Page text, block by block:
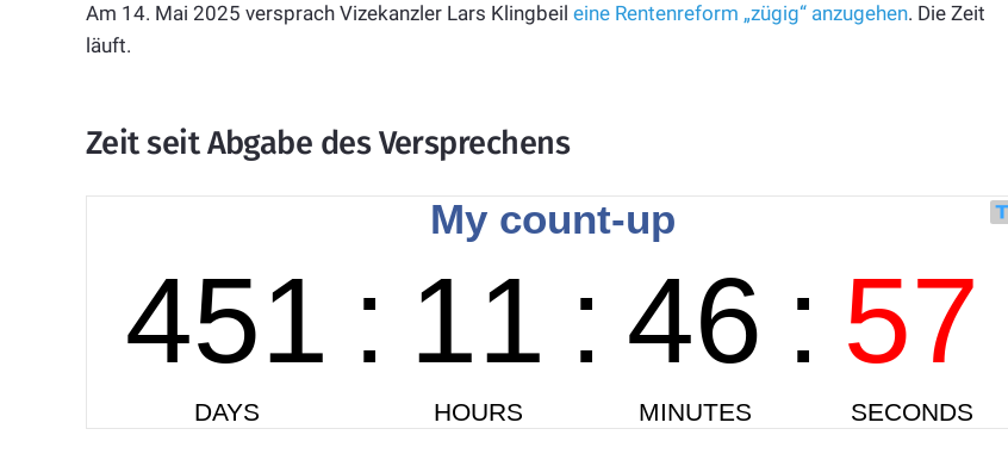
Am 14. Mai 2025 versprach Vizekanzler Lars Klingbeil eine Rentenreform „zügig“ anzugehen. Die Zeit
läuft.
Zeit seit Abgabe des Versprechens